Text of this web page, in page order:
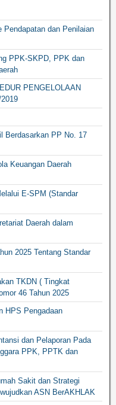
Pendapatan dan Penilaian
PPK-SKPD, PPK dan
PENGELOLAAN
Berdasarkan PP No. 17
Keuangan Daerah
E-SPM (Standar
Daerah dalam
2025 Tentang Standar
TKDN ( Tingkat
46 Tahun 2025
HPS Pengadaan
dan Pelaporan Pada
PPK, PPTK dan
Sakit dan Strategi
ASN BerAKHLAK